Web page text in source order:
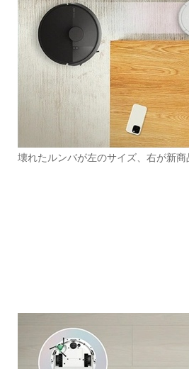
壊れたルンバが左のサイズ、右が新商